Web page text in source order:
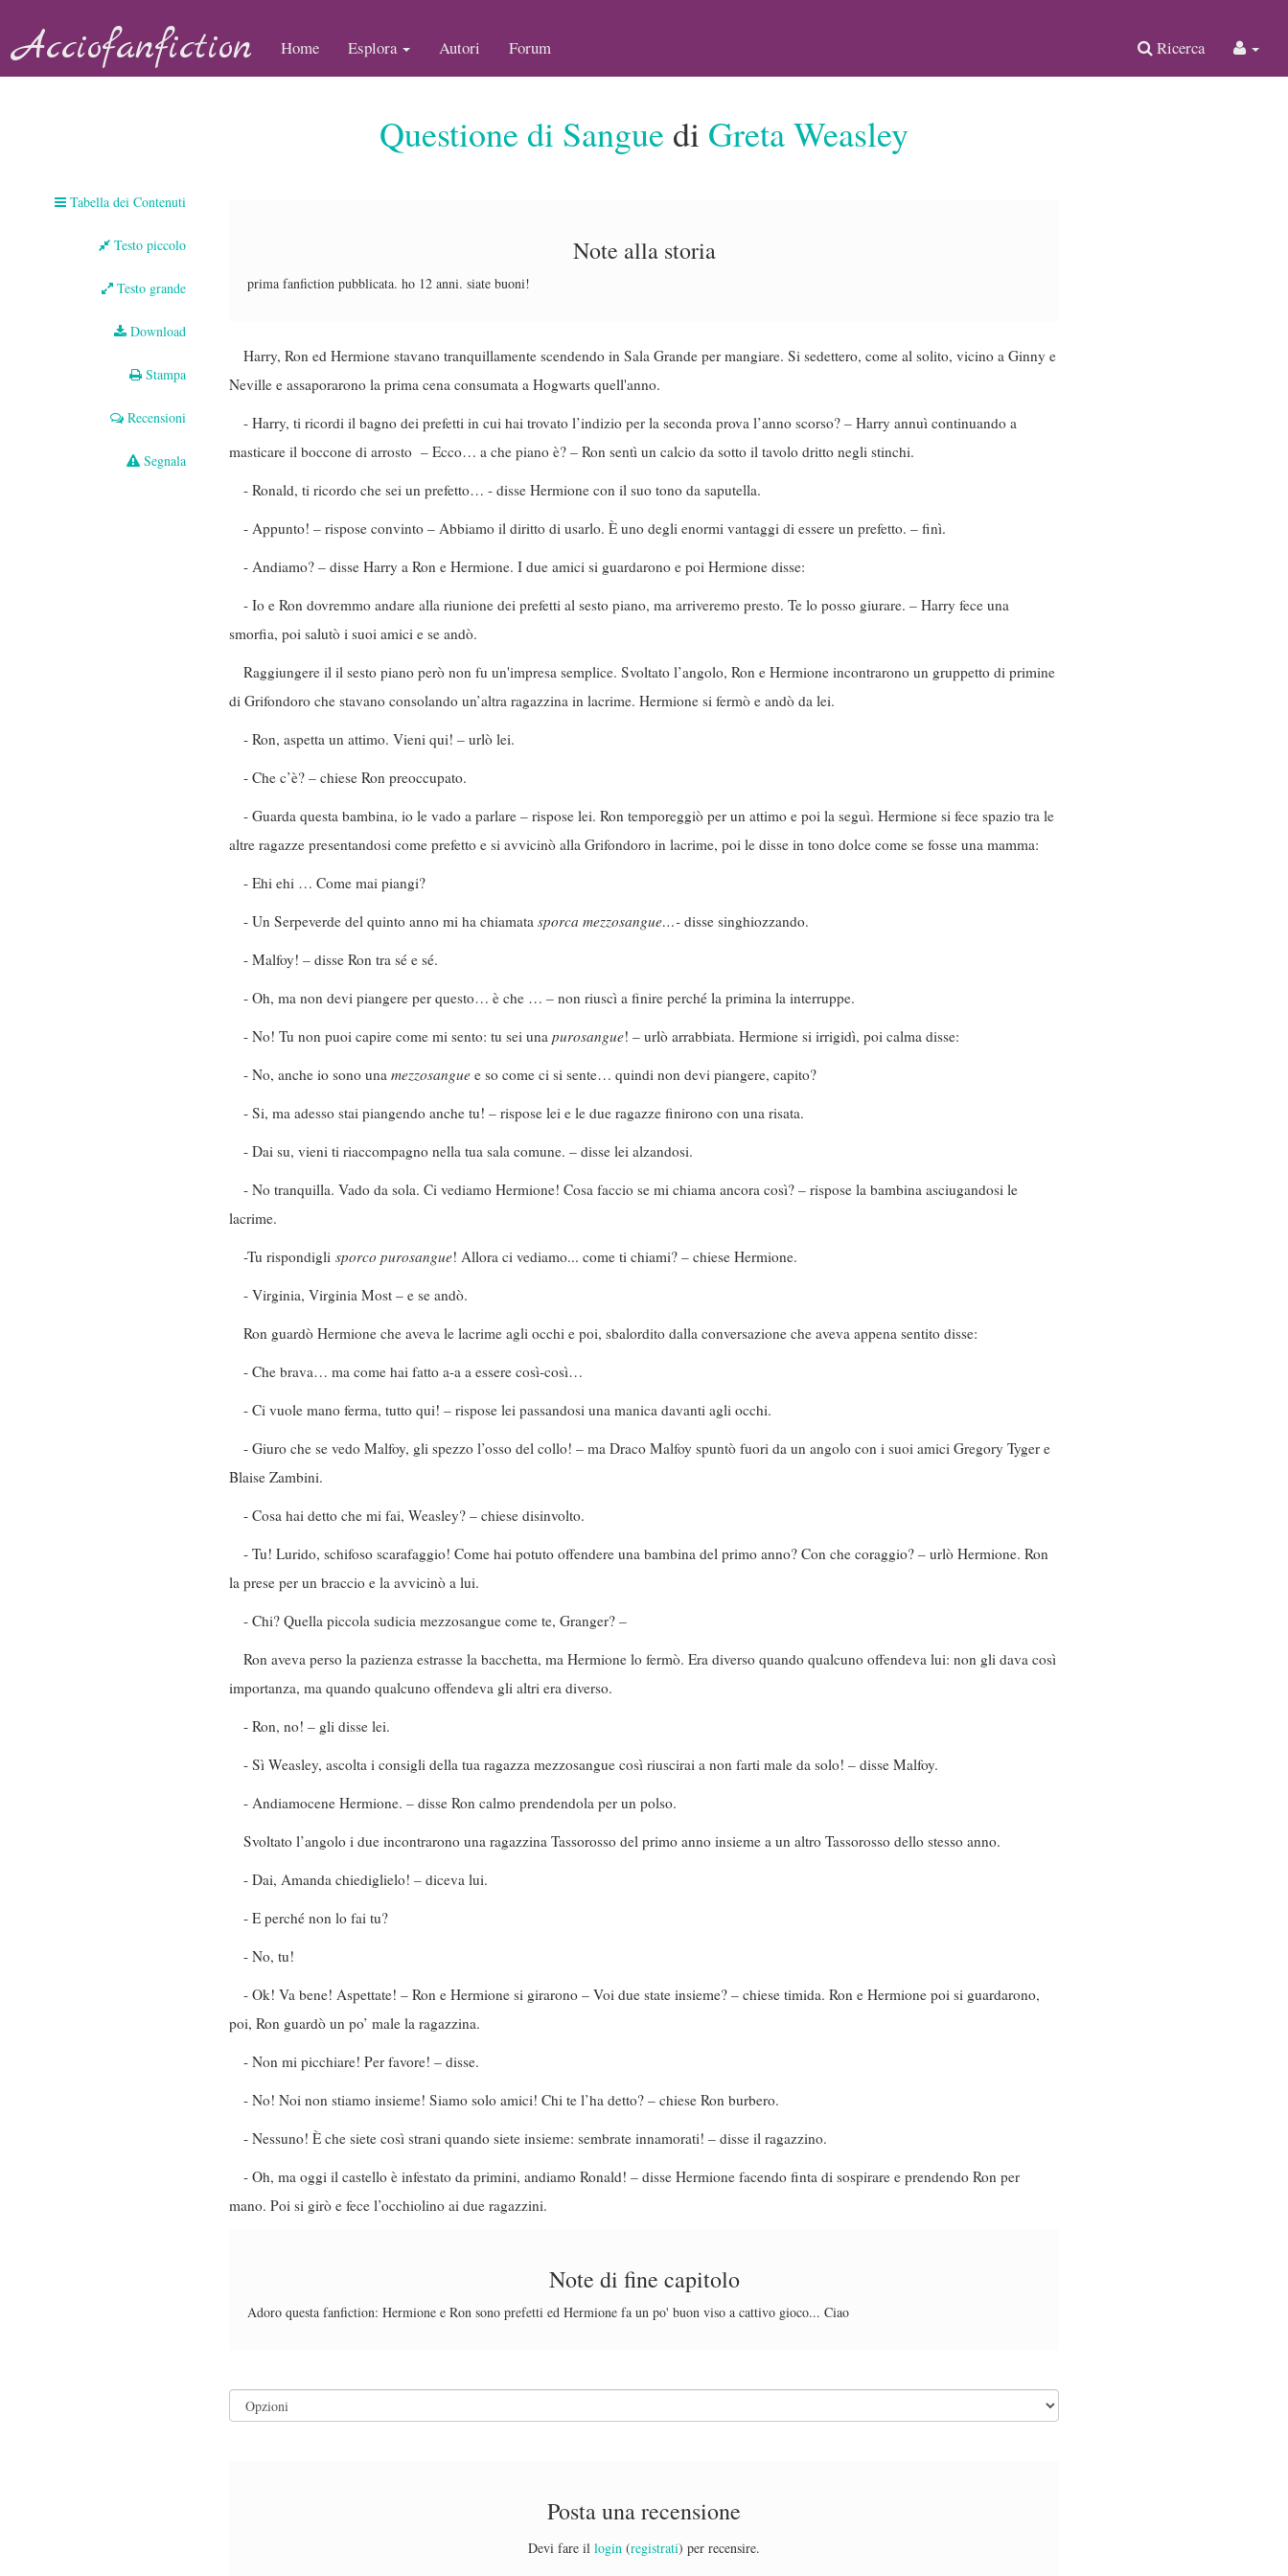
Acciofanfiction Home Esplora Autori Forum Ricerca
Questione di Sangue di Greta Weasley
Tabella dei Contenuti
Testo piccolo
Testo grande
Download
Stampa
Recensioni
Segnala
Note alla storia
prima fanfiction pubblicata. ho 12 anni. siate buoni!
Harry, Ron ed Hermione stavano tranquillamente scendendo in Sala Grande per mangiare. Si sedettero, come al solito, vicino a Ginny e
Neville e assaporarono la prima cena consumata a Hogwarts quell'anno.
- Harry, ti ricordi il bagno dei prefetti in cui hai trovato l’indizio per la seconda prova l’anno scorso? – Harry annuì continuando a
masticare il boccone di arrosto – Ecco… a che piano è? – Ron sentì un calcio da sotto il tavolo dritto negli stinchi.
- Ronald, ti ricordo che sei un prefetto… - disse Hermione con il suo tono da saputella.
- Appunto! – rispose convinto – Abbiamo il diritto di usarlo. È uno degli enormi vantaggi di essere un prefetto. – finì.
- Andiamo? – disse Harry a Ron e Hermione. I due amici si guardarono e poi Hermione disse:
- Io e Ron dovremmo andare alla riunione dei prefetti al sesto piano, ma arriveremo presto. Te lo posso giurare. – Harry fece una
smorfia, poi salutò i suoi amici e se andò.
Raggiungere il il sesto piano però non fu un'impresa semplice. Svoltato l’angolo, Ron e Hermione incontrarono un gruppetto di primine
di Grifondoro che stavano consolando un’altra ragazzina in lacrime. Hermione si fermò e andò da lei.
- Ron, aspetta un attimo. Vieni qui! – urlò lei.
- Che c’è? – chiese Ron preoccupato.
- Guarda questa bambina, io le vado a parlare – rispose lei. Ron temporeggiò per un attimo e poi la seguì. Hermione si fece spazio tra le
altre ragazze presentandosi come prefetto e si avvicinò alla Grifondoro in lacrime, poi le disse in tono dolce come se fosse una mamma:
- Ehi ehi … Come mai piangi?
- Un Serpeverde del quinto anno mi ha chiamatasporca mezzosangue…-disse singhiozzando.
- Malfoy! – disse Ron tra sé e sé.
- Oh, ma non devi piangere per questo… è che … – non riuscì a finire perché la primina la interruppe.
- No! Tu non puoi capire come mi sento: tu sei unapurosangue! – urlò arrabbiata. Hermione si irrigidì, poi calma disse:
- No, anche io sono unamezzosangue e so come ci si sente… quindi non devi piangere, capito?
- Si, ma adesso stai piangendo anche tu! – rispose lei e le due ragazze finirono con una risata.
- Dai su, vieni ti riaccompagno nella tua sala comune. – disse lei alzandosi.
- No tranquilla. Vado da sola. Ci vediamo Hermione! Cosa faccio se mi chiama ancora così? – rispose la bambina asciugandosi le
lacrime.
-Tu rispondiglisporco purosangue! Allora ci vediamo... come ti chiami? – chiese Hermione.
- Virginia, Virginia Most – e se andò.
Ron guardò Hermione che aveva le lacrime agli occhi e poi, sbalordito dalla conversazione che aveva appena sentito disse:
- Che brava… ma come hai fatto a-a a essere così-così…
- Ci vuole mano ferma, tutto qui! – rispose lei passandosi una manica davanti agli occhi.
- Giuro che se vedo Malfoy, gli spezzo l’osso del collo! – ma Draco Malfoy spuntò fuori da un angolo con i suoi amici Gregory Tyger e
Blaise Zambini.
- Cosa hai detto che mi fai, Weasley? – chiese disinvolto.
- Tu! Lurido, schifoso scarafaggio! Come hai potuto offendere una bambina del primo anno? Con che coraggio? – urlò Hermione. Ron
la prese per un braccio e la avvicinò a lui.
- Chi? Quella piccola sudicia mezzosangue come te, Granger? –
Ron aveva perso la pazienza estrasse la bacchetta, ma Hermione lo fermò. Era diverso quando qualcuno offendeva lui: non gli dava così
importanza, ma quando qualcuno offendeva gli altri era diverso.
- Ron, no! – gli disse lei.
- Sì Weasley, ascolta i consigli della tua ragazza mezzosangue così riuscirai a non farti male da solo! – disse Malfoy.
- Andiamocene Hermione. – disse Ron calmo prendendola per un polso.
Svoltato l’angolo i due incontrarono una ragazzina Tassorosso del primo anno insieme a un altro Tassorosso dello stesso anno.
- Dai, Amanda chiediglielo! – diceva lui.
- E perché non lo fai tu?
- No, tu!
- Ok! Va bene! Aspettate! – Ron e Hermione si girarono – Voi due state insieme? – chiese timida. Ron e Hermione poi si guardarono,
poi, Ron guardò un po’ male la ragazzina.
- Non mi picchiare! Per favore! – disse.
- No! Noi non stiamo insieme! Siamo solo amici! Chi te l’ha detto? – chiese Ron burbero.
- Nessuno! È che siete così strani quando siete insieme: sembrate innamorati! – disse il ragazzino.
- Oh, ma oggi il castello è infestato da primini, andiamo Ronald! – disse Hermione facendo finta di sospirare e prendendo Ron per
mano. Poi si girò e fece l’occhiolino ai due ragazzini.
Note di fine capitolo
Adoro questa fanfiction: Hermione e Ron sono prefetti ed Hermione fa un po' buon viso a cattivo gioco... Ciao
Posta una recensione
Devi fare il login (registrati) per recensire.